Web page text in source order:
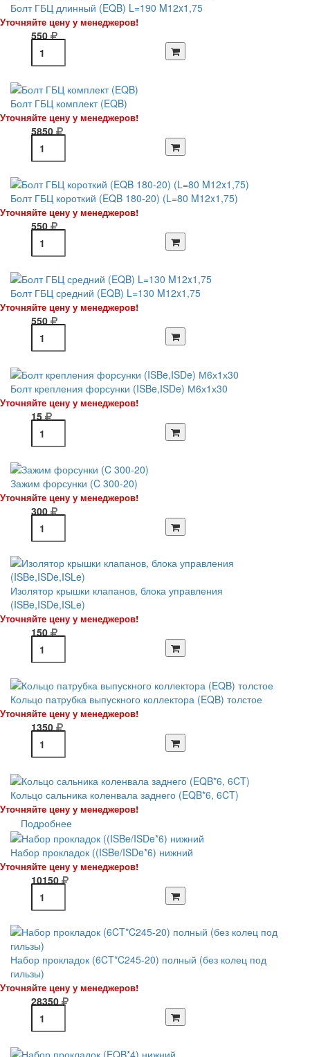
Болт ГБЦ длинный (EQB) L=190 M12x1,75
Уточняйте цену у менеджеров!
550
Болт ГБЦ комплект (EQB)
Уточняйте цену у менеджеров!
5850
Болт ГБЦ короткий (EQB 180-20) (L=80 M12x1,75)
Уточняйте цену у менеджеров!
550
Болт ГБЦ средний (EQB) L=130 M12x1,75
Уточняйте цену у менеджеров!
550
Болт крепления форсунки (ISBe,ISDe) М6х1х30
Уточняйте цену у менеджеров!
15
Зажим форсунки (C 300-20)
Уточняйте цену у менеджеров!
300
Изолятор крышки клапанов, блока управления
(ISBe,ISDe,ISLe)
Уточняйте цену у менеджеров!
150
Кольцо патрубка выпускного коллектора (EQB) толстое
Уточняйте цену у менеджеров!
1350
Кольцо сальника коленвала заднего (EQB*6, 6CT)
Уточняйте цену у менеджеров!
Подробнее
Набор прокладок ((ISBe/ISDe*6) нижний
Уточняйте цену у менеджеров!
10150
Набор прокладок (6CT*C245-20) полный (без колец под
гильзы)
Уточняйте цену у менеджеров!
28350